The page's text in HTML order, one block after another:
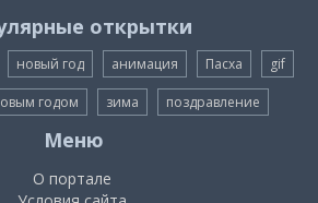
открытки
новый год анимация Пасха gif
годом зима поздравление
Меню
О портале